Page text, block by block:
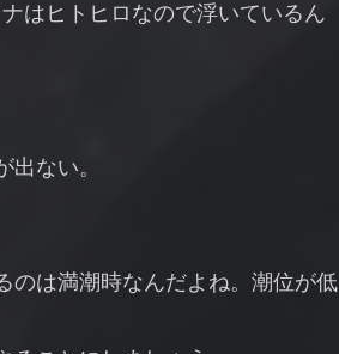
はヒトヒロなので浮いているん
ない。
のは満潮時なんだよね。潮位が低